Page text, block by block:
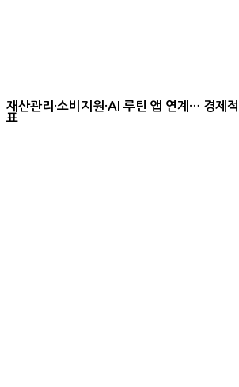
재산관리·소비지원·AI 루틴 앱 연계… 경제
표